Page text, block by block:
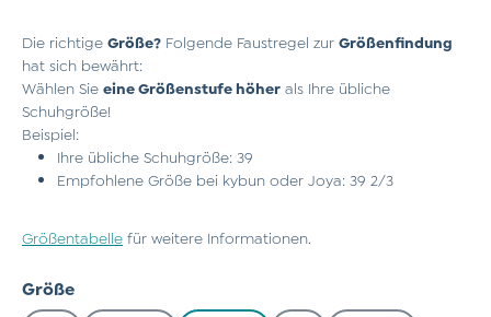
Die richtige Größe? Folgende Faustregel zur Größenfindung
hat sich bewährt:
Wählen Sie eine Größenstufe höher als Ihre übliche
Schuhgröße!
Beispiel:
Ihre übliche Schuhgröße: 39
Empfohlene Größe bei kybun oder Joya: 39 2/3
Größentabelle für weitere Informationen.
Größeauswählen